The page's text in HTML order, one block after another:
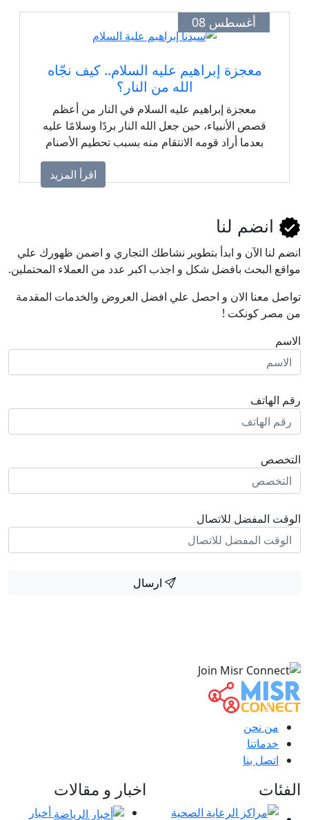
أغسطس 08
معجزة إبراهيم عليه السلام.. كيف نجّاه
الله من النار؟
معجزة إبراهيم عليه السلام في النار من أعظم
قصص الأنبياء، حين جعل الله النار بردًا وسلامًا عليه
بعدما أراد قومه الانتقام منه بسبب تحطيم الأصنام
اقرأ المزيد
انضم لنا
انضم لنا اﻵن و ابدأ بتطوير نشاطك التجاري و اضمن ظهورك علي
مواقع البحث بافضل شكل و اجذب اكبر عدد من العملاء المحتملين.
تواصل معنا الان و احصل علي افضل العروض والخدمات المقدمة
من مصر كونكت !
الاسم
رقم الهاتف
التخصص
الوقت المفضل للاتصال
ارسال
من نحن
خدماتنا
اتصل بنا
الفئات اخبار و مقالات
أخبار